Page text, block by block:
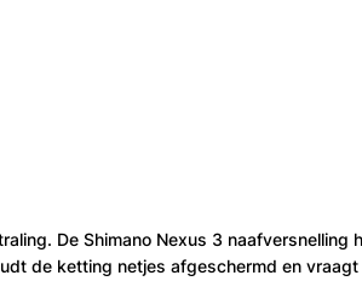
De Shimano Nexus 3 naafversnelling
de ketting netjes afgeschermd en vraagt